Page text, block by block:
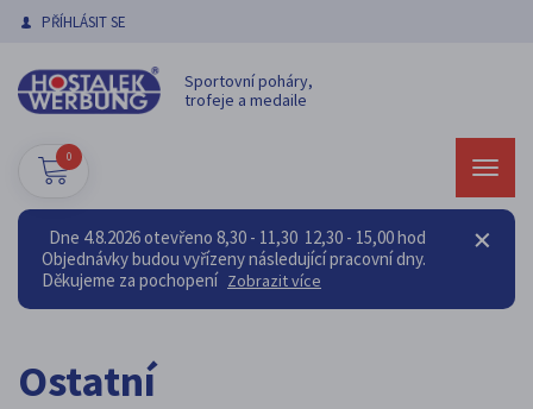
PŘÍHLÁSIT SE
Sportovní poháry,
trofeje a medaile
0
Dne 4.8.2026 otevřeno 8,30 - 11,30 12,30 - 15,00 hod
Objednávky budou vyřízeny následující pracovní dny.
Děkujeme za pochopení Zobrazit více
Ostatní